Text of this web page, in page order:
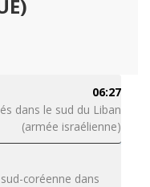
06:27
dans le sud du Liban
(armée israélienne)
coréenne dans